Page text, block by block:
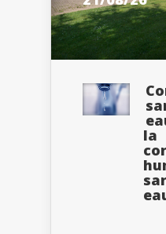
la